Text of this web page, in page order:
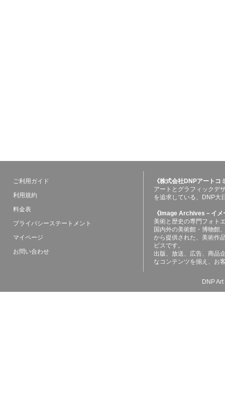
ご利用ガイド
利用規約
料金表
プライバシーステートメント
マイページ
お問い合わせ
《株式会社DNPアート
アートとグラフィックデ
を追求している、DNP大
《Image Archives－イ
美術と歴史の専門フォト
国内外の美術館・博物館
から提供された、美術作
ビスです。
出版、放送、広告、商品
なコンテンツを揃え、お
DNP